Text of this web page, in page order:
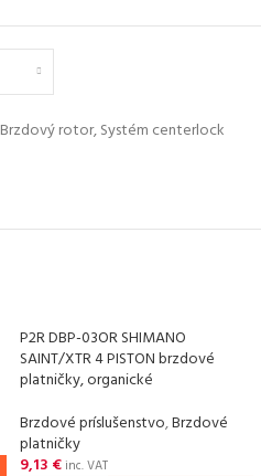
Brzdový rotor,Systém centerlock
P2R DBP-03OR SHIMANO
SAINT/XTR 4 PISTON brzdové
platničky, organické
Brzdové príslušenstvo,Brzdové
platničky
9,13 € inc. VAT